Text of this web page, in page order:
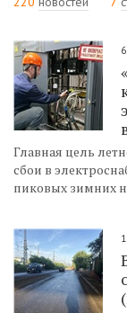
Главная цель
сбои в
пиковых зимних